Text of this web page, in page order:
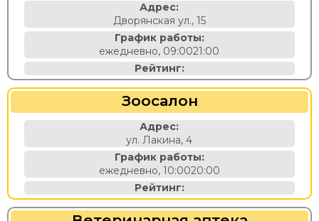
Адрес:
Дворянская ул., 15
График работы:
ежедневно, 09:0021:00
Рейтинг:
Зоосалон
Адрес:
ул. Лакина, 4
График работы:
ежедневно, 10:0020:00
Рейтинг: